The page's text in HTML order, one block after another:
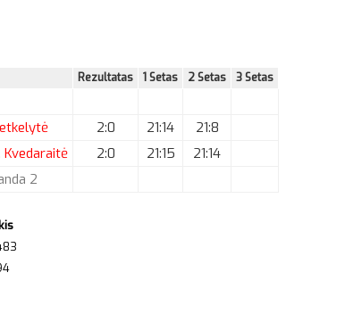
Rezultatas 1 Setas 2 Setas 3 Setas
2:0 21:14
21:8
Kvedaraitė 2:0 21:15
21:14
2